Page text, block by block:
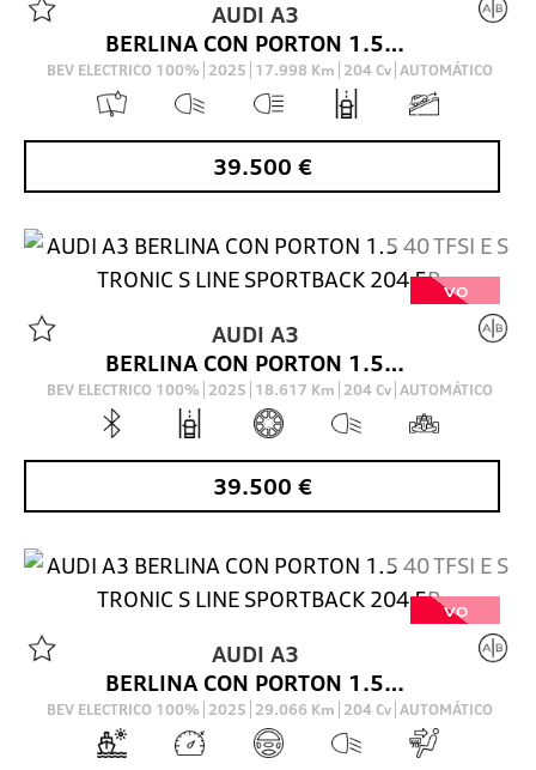
AUDI A3
BERLINA CON PORTON 1.5 40 TFSI E S TRONIC S LINE SPORTBACK 204 5P
BEV ELECTRICO 100% 2025 17.998 Km 204 Cv AUTOMÁTICO
39.500 €
VO
AUDI A3
BERLINA CON PORTON 1.5 40 TFSI E S TRONIC S LINE SPORTBACK 204 5P
BEV ELECTRICO 100% 2025 18.617 Km 204 Cv AUTOMÁTICO
39.500 €
VO
AUDI A3
BERLINA CON PORTON 1.5 40 TFSI E S TRONIC S LINE SPORTBACK 204 5P
BEV ELECTRICO 100% 2025 29.066 Km 204 Cv AUTOMÁTICO